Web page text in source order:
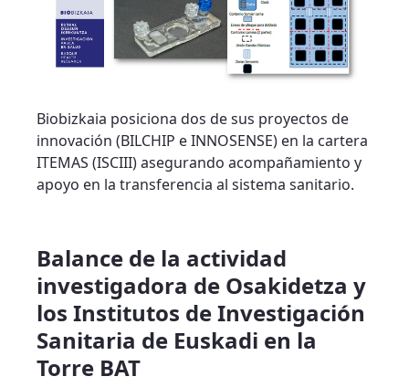
Biobizkaia posiciona dos de sus proyectos de
innovación (BILCHIP e INNOSENSE) en la cartera
ITEMAS (ISCIII) asegurando acompañamiento y
apoyo en la transferencia al sistema sanitario.
Balance de la actividad
investigadora de Osakidetza y
los Institutos de Investigación
Sanitaria de Euskadi en la
Torre BAT